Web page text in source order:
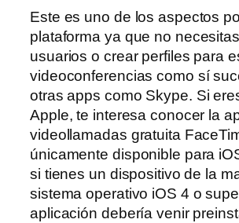
Este es uno de los aspectos
plataforma ya que no
usuarios o crear perfiles para
videoconferencias como sí
otras apps como Skype. Si
Apple, te interesa conocer la
videollamadas gratuita
únicamente disponible para
si tienes un dispositivo de la
sistema operativo iOS 4 o
aplicación debería venir